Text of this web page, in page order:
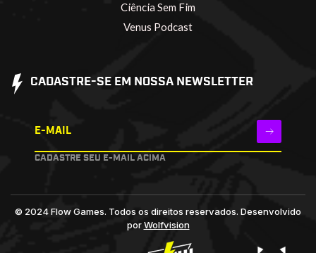
Ciência Sem Fim
Venus Podcast
CADASTRE-SE EM NOSSA NEWSLETTER
E-MAIL
CADASTRE SEU E-MAIL ACIMA
© 2024 Flow Games. Todos os direitos reservados. Desenvolvido
porWolfvision